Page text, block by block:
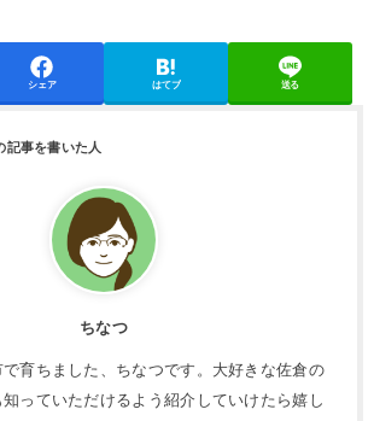
シェア はてブ 送る
ちなつ
育ちました、ちなつです。大好きな佐倉の
っていただけるよう紹介していけたら嬉し